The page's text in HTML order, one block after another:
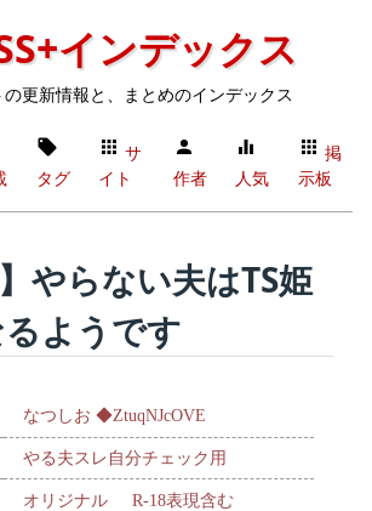
インデックス
更新情報と、まとめのインデックス
タグ
サ
イト
作者 人気
掲
示板
】やらない夫はTS姫
ようです
なつしお ◆ZtuqNJcOVE
やる夫スレ自分チェック用
オリジナル R-18表現含む